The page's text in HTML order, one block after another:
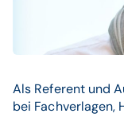
Als Referent und
bei Fachverlagen,